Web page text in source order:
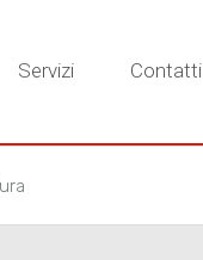
Servizi Contatti